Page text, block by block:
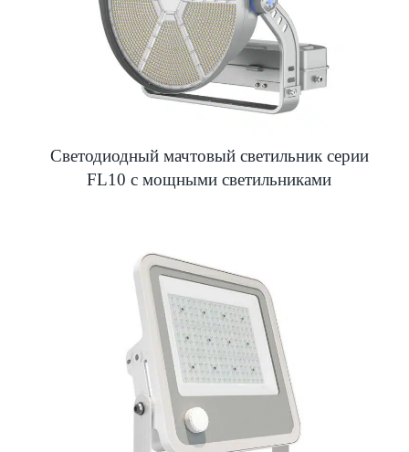
Светодиодный мачтовый светильник серии
FL10 с мощными светильниками